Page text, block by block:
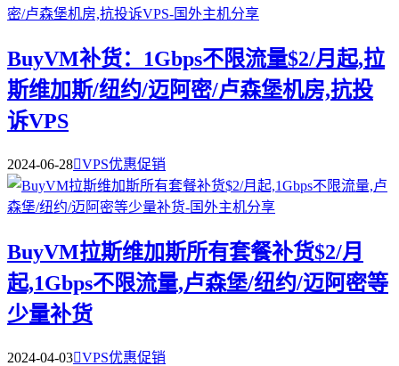
BuyVM补货：1Gbps不限流量$2/月起,拉
斯维加斯/纽约/迈阿密/卢森堡机房,抗投
诉VPS
2024-06-28VPS优惠促销
BuyVM拉斯维加斯所有套餐补货$2/月
起,1Gbps不限流量,卢森堡/纽约/迈阿密等
少量补货
2024-04-03VPS优惠促销